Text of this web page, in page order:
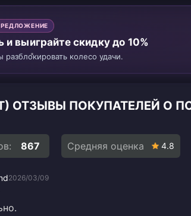
и выиграйте скидку до 10%
разблокировать колесо удачи.
ОТЗЫВЫ ПОКУПАТЕЛЕЙ О
867 Средняя оценка 4.8
2026/03/09